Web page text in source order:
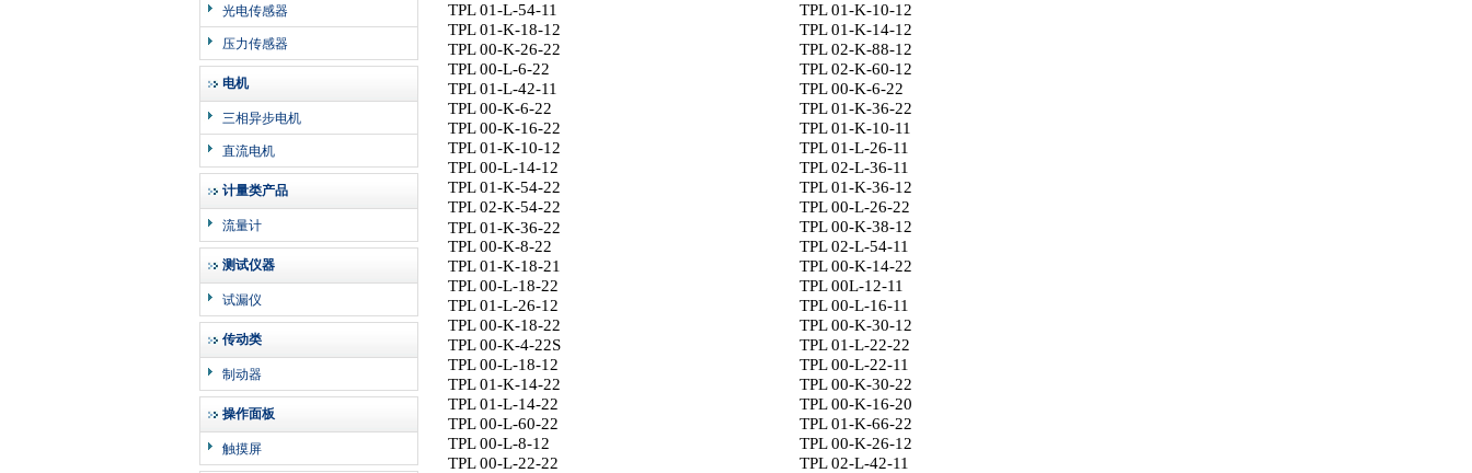
光电传感器
压力传感器
电机
三相异步电机
直流电机
计量类产品
流量计
测试仪器
试漏仪
传动类
制动器
操作面板
触摸屏
TPL 01-L-54-11
TPL 01-K-10-12
TPL 01-K-18-12
TPL 01-K-14-12
TPL 00-K-26-22
TPL 02-K-88-12
TPL 00-L-6-22
TPL 02-K-60-12
TPL 01-L-42-11
TPL 00-K-6-22
TPL 00-K-6-22
TPL 01-K-36-22
TPL 00-K-16-22
TPL 01-K-10-11
TPL 01-K-10-12
TPL 01-L-26-11
TPL 00-L-14-12
TPL 02-L-36-11
TPL 01-K-54-22
TPL 01-K-36-12
TPL 02-K-54-22
TPL 00-L-26-22
TPL 01-K-36-22
TPL 00-K-38-12
TPL 00-K-8-22
TPL 02-L-54-11
TPL 01-K-18-21
TPL 00-K-14-22
TPL 00-L-18-22
TPL 00L-12-11
TPL 01-L-26-12
TPL 00-L-16-11
TPL 00-K-18-22
TPL 00-K-30-12
TPL 00-K-4-22S
TPL 01-L-22-22
TPL 00-L-18-12
TPL 00-L-22-11
TPL 01-K-14-22
TPL 00-K-30-22
TPL 01-L-14-22
TPL 00-K-16-20
TPL 00-L-60-22
TPL 01-K-66-22
TPL 00-L-8-12
TPL 00-K-26-12
TPL 00-L-22-22
TPL 02-L-42-11